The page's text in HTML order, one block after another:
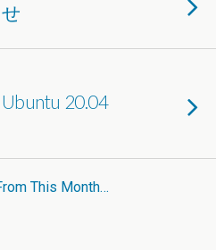
20.04
This Month…